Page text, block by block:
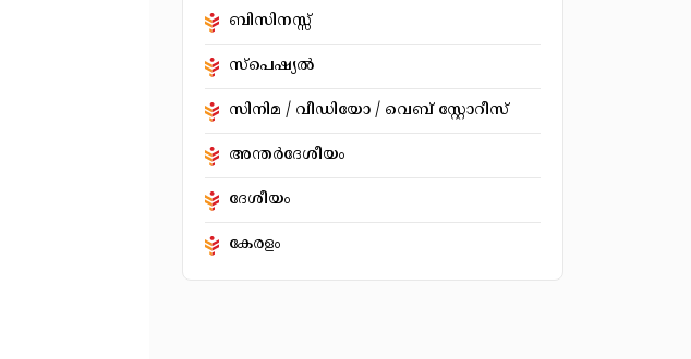
ബിസിനസ്സ്
സ്‌പെഷ്യൽ
സിനിമ / വീഡിയോ / വെബ് സ്റ്റോറീസ്
അന്തർദേശീയം
ദേശീയം
കേരളം